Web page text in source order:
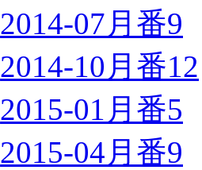
2014-07月番9
2014-10月番12
2015-01月番5
2015-04月番9